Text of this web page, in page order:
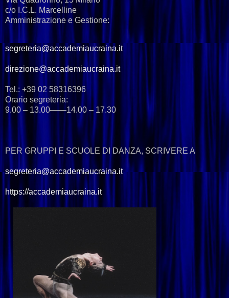
c/o I.C.L. Marcelline
Amministrazione e Gestione:
segreteria@accademiaucraina.it
direzione@accademiaucraina.it
Tel.: +39 02 58316396
Orario segreteria:
9.00 – 13.00——14.00 – 17.30
PER GRUPPI E SCUOLE DI DANZA, SCRIVERE A
segreteria@accademiaucraina.it
https://accademiaucraina.it